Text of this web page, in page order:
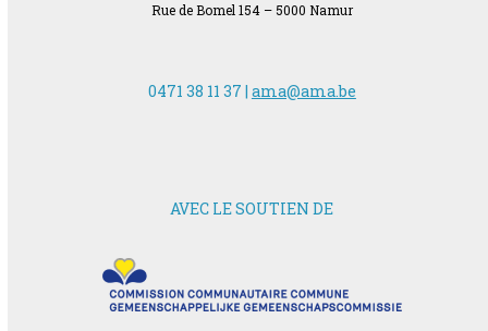
Rue de Bomel 154 – 5000 Namur
0471 38 11 37 | ama@ama.be
AVEC LE SOUTIEN DE